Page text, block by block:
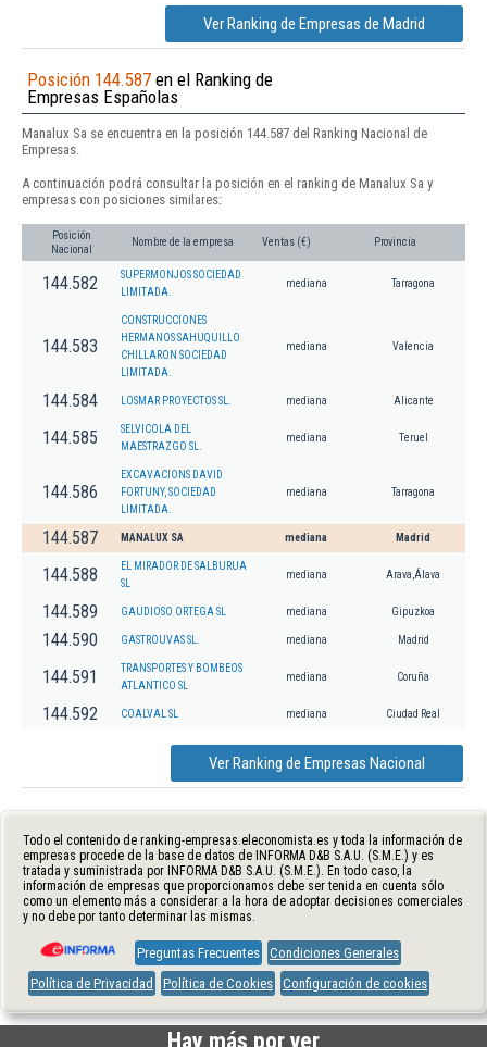
Ver Ranking de Empresas de Madrid
Posición 144.587 en el Ranking de
Empresas Españolas
Manalux Sa se encuentra en la posición 144.587 del Ranking Nacional de
Empresas.
A continuación podrá consultar la posición en el ranking de Manalux Sa y
empresas con posiciones similares:
Posición
Nacional
Nombre de la empresa Ventas (€) Provincia
144.582
SUPERMONJOS SOCIEDAD
LIMITADA.
mediana Tarragona
144.583
CONSTRUCCIONES
HERMANOS SAHUQUILLO
CHILLARON SOCIEDAD
LIMITADA.
mediana Valencia
144.584 LOSMAR PROYECTOS SL. mediana Alicante
144.585
SELVICOLA DEL
MAESTRAZGO SL.
mediana Teruel
144.586
EXCAVACIONS DAVID
FORTUNY, SOCIEDAD
LIMITADA.
mediana Tarragona
144.587 MANALUX SA mediana Madrid
144.588
EL MIRADOR DE SALBURUA
SL
mediana Arava,Álava
144.589 GAUDIOSO ORTEGA SL mediana Gipuzkoa
144.590 GASTROUVAS SL. mediana Madrid
144.591
TRANSPORTES Y BOMBEOS
ATLANTICO SL
mediana Coruña
144.592 COALVAL SL mediana Ciudad Real
Ver Ranking de Empresas Nacional
Todo el contenido de ranking-empresas.eleconomista.es y toda la información de
empresas procede de la base de datos de INFORMA D&B S.A.U. (S.M.E.) y es
tratada y suministrada por INFORMA D&B S.A.U. (S.M.E.). En todo caso, la
información de empresas que proporcionamos debe ser tenida en cuenta sólo
como un elemento más a considerar a la hora de adoptar decisiones comerciales
y no debe por tanto determinar las mismas.
Preguntas Frecuentes Condiciones Generales
Política de Privacidad
Política de Cookies Configuración de cookies
Hay más por ver